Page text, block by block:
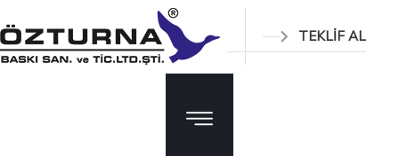
TEKLİF AL